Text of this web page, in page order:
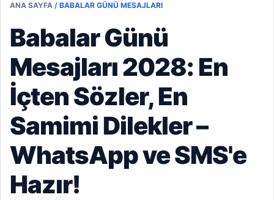
ANA SAYFA / BABALAR GÜNÜ MESAJLARI
Babalar Günü
Mesajları 2028: En
İçten Sözler, En
Samimi Dilekler –
WhatsApp ve SMS'e
Hazır!